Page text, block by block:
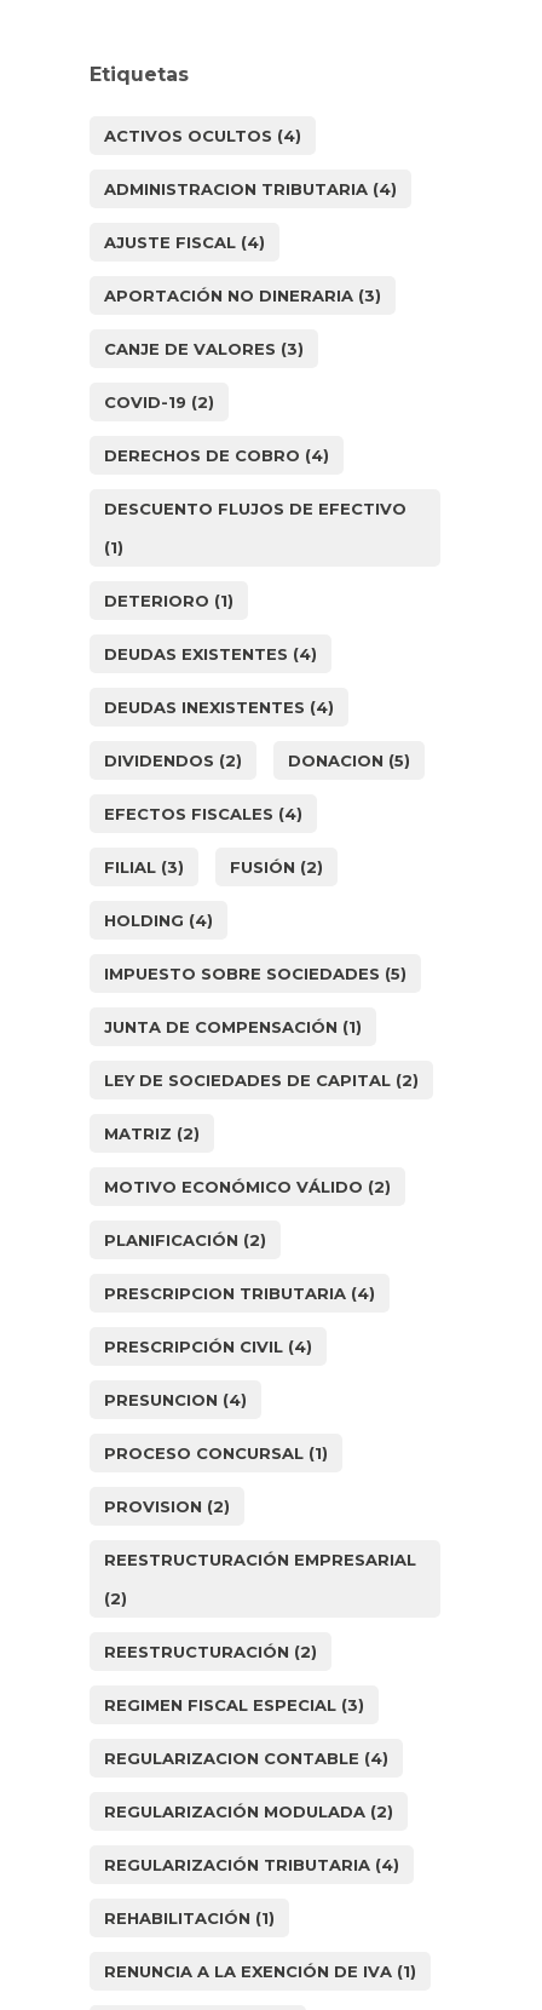
Etiquetas
ACTIVOS OCULTOS (4)
ADMINISTRACION TRIBUTARIA (4)
AJUSTE FISCAL (4)
APORTACIÓN NO DINERARIA (3)
CANJE DE VALORES (3)
COVID-19 (2)
DERECHOS DE COBRO (4)
DESCUENTO FLUJOS DE EFECTIVO
(1)
DETERIORO (1)
DEUDAS EXISTENTES (4)
DEUDAS INEXISTENTES (4)
DIVIDENDOS (2) DONACION (5)
EFECTOS FISCALES (4)
FILIAL (3) FUSIÓN (2)
HOLDING (4)
IMPUESTO SOBRE SOCIEDADES (5)
JUNTA DE COMPENSACIÓN (1)
LEY DE SOCIEDADES DE CAPITAL (2)
MATRIZ (2)
MOTIVO ECONÓMICO VÁLIDO (2)
PLANIFICACIÓN (2)
PRESCRIPCION TRIBUTARIA (4)
PRESCRIPCIÓN CIVIL (4)
PRESUNCION (4)
PROCESO CONCURSAL (1)
PROVISION (2)
REESTRUCTURACIÓN EMPRESARIAL
(2)
REESTRUCTURACIÓN (2)
REGIMEN FISCAL ESPECIAL (3)
REGULARIZACION CONTABLE (4)
REGULARIZACIÓN MODULADA (2)
REGULARIZACIÓN TRIBUTARIA (4)
REHABILITACIÓN (1)
RENUNCIA A LA EXENCIÓN DE IVA (1)